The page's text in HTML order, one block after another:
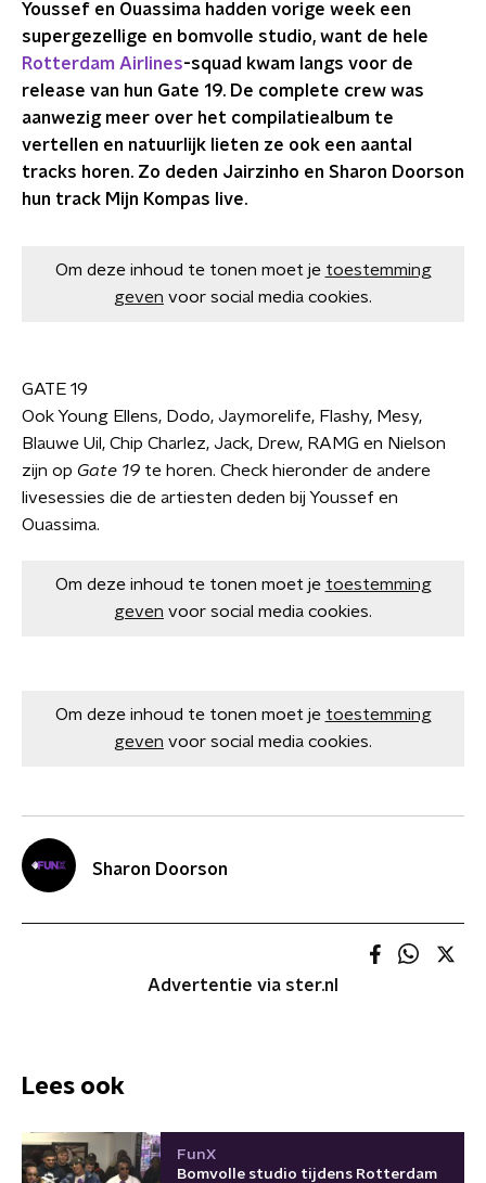
Youssef en Ouassima hadden vorige week een
supergezellige en bomvolle studio, want de hele
Rotterdam Airlines-squad kwam langs voor de
release van hun Gate 19. De complete crew was
aanwezig meer over het compilatiealbum te
vertellen en natuurlijk lieten ze ook een aantal
tracks horen. Zo deden Jairzinho en Sharon Doorson
hun track Mijn Kompas live.
Om deze inhoud te tonen moet je toestemming
geven voor social media cookies.
GATE 19
Ook Young Ellens, Dodo, Jaymorelife, Flashy, Mesy,
Blauwe Uil, Chip Charlez, Jack, Drew, RAMG en Nielson
zijn op Gate 19 te horen. Check hieronder de andere
livesessies die de artiesten deden bij Youssef en
Ouassima.
Om deze inhoud te tonen moet je toestemming
geven voor social media cookies.
Om deze inhoud te tonen moet je toestemming
geven voor social media cookies.
Sharon Doorson
Advertentie via ster.nl
Lees ook
FunX
Bomvolle studio tijdens Rotterdam